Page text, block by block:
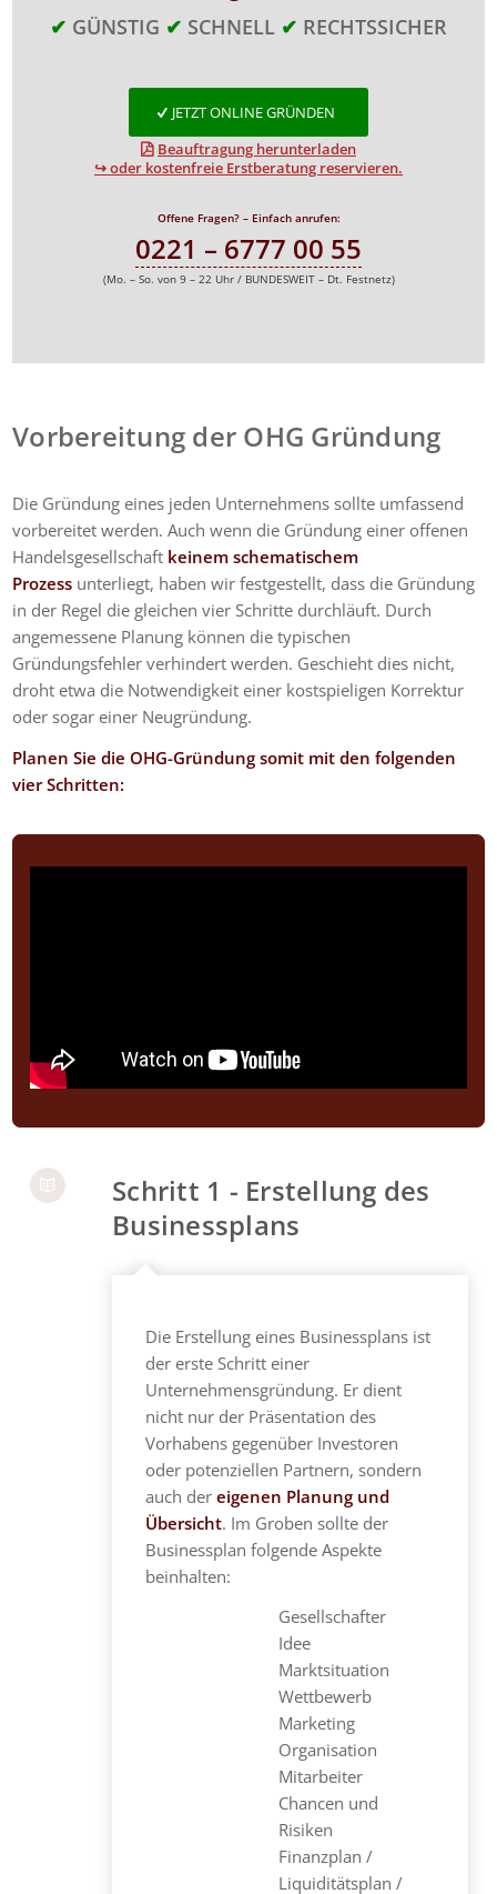
✔ GÜNSTIG ✔ SCHNELL ✔ RECHTSSICHER
JETZT ONLINE GRÜNDEN
Beauftragung herunterladen
↪ oder kostenfreie Erstberatung reservieren.
Offene Fragen? – Einfach anrufen:
0221 – 6777 00 55
(Mo. – So. von 9 – 22 Uhr / BUNDESWEIT – Dt. Festnetz)
Vorbereitung der OHG Gründung
Die Gründung eines jeden Unternehmens sollte umfassend
vorbereitet werden. Auch wenn die Gründung einer offenen
Handelsgesellschaft keinem schematischem
Prozess unterliegt, haben wir festgestellt, dass die Gründung
in der Regel die gleichen vier Schritte durchläuft. Durch
angemessene Planung können die typischen
Gründungsfehler verhindert werden. Geschieht dies nicht,
droht etwa die Notwendigkeit einer kostspieligen Korrektur
oder sogar einer Neugründung.
Planen Sie die OHG-Gründung somit mit den folgenden
vier Schritten:
Schritt 1 - Erstellung des
Businessplans
Die Erstellung eines Businessplans ist
der erste Schritt einer
Unternehmensgründung. Er dient
nicht nur der Präsentation des
Vorhabens gegenüber Investoren
oder potenziellen Partnern, sondern
auch dereigenen Planung und
Übersicht. Im Groben sollte der
Businessplan folgende Aspekte
beinhalten:
Gesellschafter
Idee
Marktsituation
Wettbewerb
Marketing
Organisation
Mitarbeiter
Chancen und
Risiken
Finanzplan /
Liquiditätsplan /